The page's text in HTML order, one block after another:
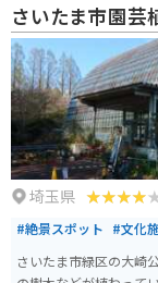
さいたま市園芸
埼玉県
#絶景スポット #文化
さいたま市緑区の大崎